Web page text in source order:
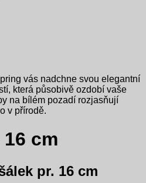
vás nadchne svou elegantní
která působivě ozdobí vaše
na bílém pozadí rozjasňují
v přírodě.
cm
pr. 16 cm